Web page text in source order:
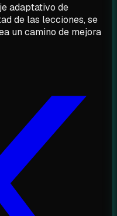
adaptativo de
de las lecciones, se
un camino de mejora